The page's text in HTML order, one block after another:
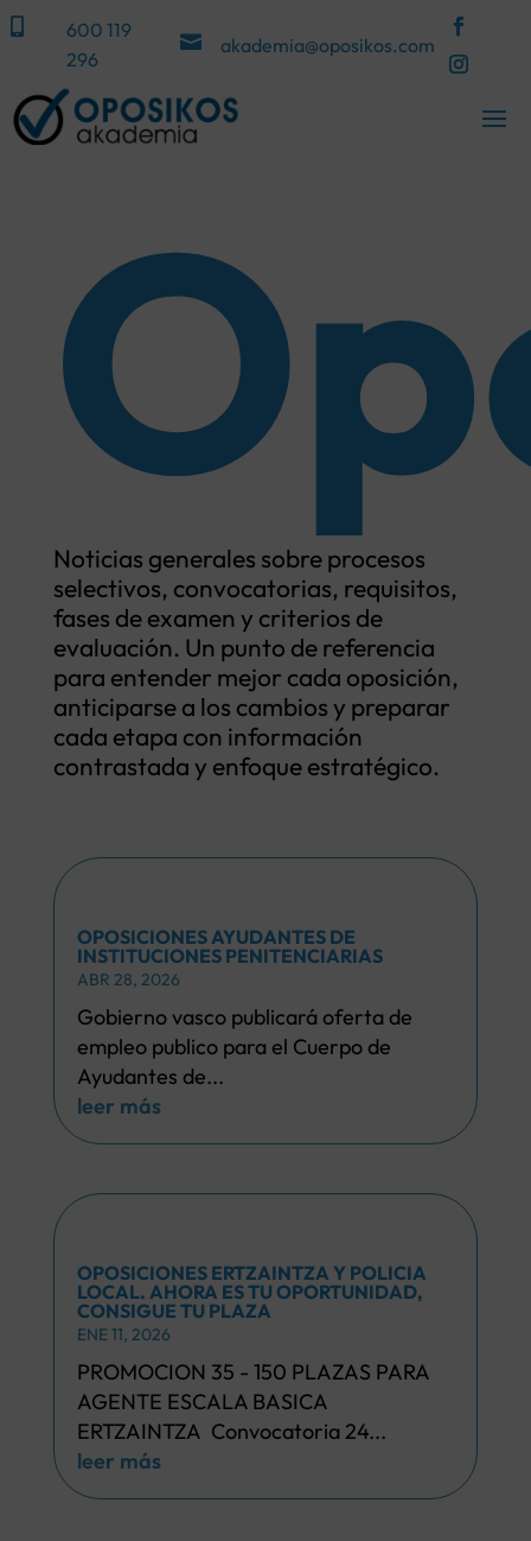
600 119
296
 akademia@oposikos.com
Noticias generales sobre procesos
selectivos, convocatorias, requisitos,
fases de examen y criterios de
evaluación. Un punto de referencia
para entender mejor cada oposición,
anticiparse a los cambios y preparar
cada etapa con información
contrastada y enfoque estratégico.
OPOSICIONES AYUDANTES DE
INSTITUCIONES PENITENCIARIAS
ABR 28, 2026
Gobierno vasco publicará oferta de
empleo publico para el Cuerpo de
Ayudantes de...
leer más
OPOSICIONES ERTZAINTZA Y POLICIA
LOCAL. AHORA ES TU OPORTUNIDAD,
CONSIGUE TU PLAZA
ENE 11, 2026
PROMOCION 35 - 150 PLAZAS PARA
AGENTE ESCALA BASICA
ERTZAINTZA Convocatoria 24...
leer más